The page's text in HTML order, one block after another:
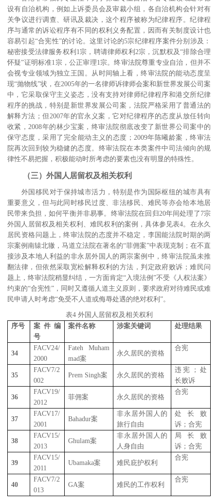
设有自治机构，例如上诉委员会及审裁小组，各自治机构会针对有
关争议进行调查、研讯及裁决，这个程序被称为纪律程序。纪律程
序与通常的诉讼程序有不同的权利义务配置，因而有关制度设计也
容易引起“合宪性”的讨论。这里讨论的5宗纪律程序案件分别涉及：
秘密接受法律服务权利 1 宗，聘请律师权利 2宗，沉默权及“排除合理
怀疑”证明标准1 宗，公正审理1 宗。终审法院尊重专业自治，但并不
会视专业领域为独立王国。从时间轴上看，终审法院的能动态度呈
现“抛物线”状，在2005年的一名律师诉律师会案和新世界发展公司案
中，它采取保守主义姿态，没有支持对律师纪律程序和港交所纪律
程序的挑战，特别是新世界发展公司案，法院严格采用了普通法的
解释方法；但 2007年的官永义案，它对纪律程序的态度从放任转向
收紧， 2008年的林少宝案，终审法院彻底改变了新世界公司案中的
保守态度，采用了完全能动主义的态度； 2009年陈曦龄案，终审法
院再次回到较为稳健的态度。终审法院在本类案件中司法倾向的规
律性不易把握，积极能动时所考虑的要素也没有明显的特殊性。
（三）外国人居留权及相关权利
外国移民对于保持城市活力，特别是作为国际枢纽的城市具有
重要意义，但与此同时移民过度、非法移民、难民等亦会给本地居
民带来负担，如何平衡并非易事。终审法院在回归20年间处理了 7宗
外国人居留权及相关权利、难民权利的案例，具体参见表4。在永久
居民资格问题上，终审法院的态度并不稳定，李国能法院时期的两
宗案例南辕北辙，马道立法院在著名的“菲佣案”中表现克制；在不直
接涉及本地人利益的非永居外国人的两宗案例中，终审法院虽未推
翻法律，但依然采取宽松解释权利的方法，判定政府败诉；难民问
题上，终审法院稍显纠结，一方面肯定“入境法例”不受《人权法案》
约束的“合宪性”，同时又遵循人道主义原则，要求政府对待难民或难
民申请人时考虑“免受不人道或侮辱处遇的绝对权利”。
表4 外国人居留权及相关权利
序号
案件编
号
案件名称 涉案关键词 处理结果
34
FACV24/
2000
Fateh Muham
mad案
永久居民的资格
合宪
35
FACV7/2
002
Prem Singh案 永久居民的资格
违宪；处
长败诉
36
FACV19/
2012
菲佣案 永久居民的资格
合宪
37
FACV17/
2001
Bahadur案
非永居外国人的
旅行自由
处长败
诉；合宪
38
FACV15/
2013
Ghulam案
非永居外国人的
人身自由
局长败
诉；合宪
39
FACV15/
2011
Ubamaka案 难民庇护权利
合宪
40
FACV7/2
013
GA案 难民的工作权利
合宪